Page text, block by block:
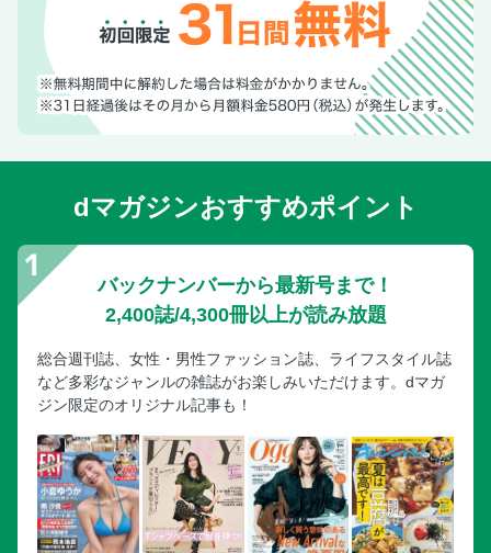
dマガジンおすすめポイント
バックナンバーから最新号まで！
2,400誌/4,300冊以上が読み放題
総合週刊誌、女性・男性ファッション誌、ライフスタイル誌
など多彩なジャンルの雑誌がお楽しみいただけます。dマガ
ジン限定のオリジナル記事も！